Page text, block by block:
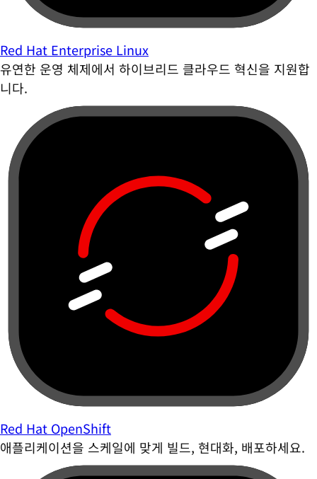
Red Hat Enterprise Linux
유연한 운영 체제에서 하이브리드 클라우드 혁신을 지원합
니다.
Red Hat OpenShift
애플리케이션을 스케일에 맞게 빌드, 현대화, 배포하세요.